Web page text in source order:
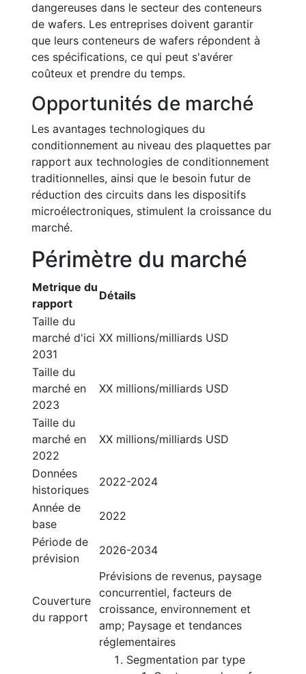
dangereuses dans le secteur des conteneurs
de wafers. Les entreprises doivent garantir
que leurs conteneurs de wafers répondent à
ces spécifications, ce qui peut s'avérer
coûteux et prendre du temps.
Opportunités de marché
Les avantages technologiques du
conditionnement au niveau des plaquettes par
rapport aux technologies de conditionnement
traditionnelles, ainsi que le besoin futur de
réduction des circuits dans les dispositifs
microélectroniques, stimulent la croissance du
marché.
Périmètre du marché
Metrique du
rapport
Détails
Taille du
marché d'ici
2031
XX millions/milliards USD
Taille du
marché en
2023
XX millions/milliards USD
Taille du
marché en
2022
XX millions/milliards USD
Données
historiques
2022-2024
Année de
base
2022
Période de
prévision
2026-2034
Couverture
du rapport
Prévisions de revenus, paysage
concurrentiel, facteurs de
croissance, environnement et
amp; Paysage et tendances
réglementaires
Segmentation par type